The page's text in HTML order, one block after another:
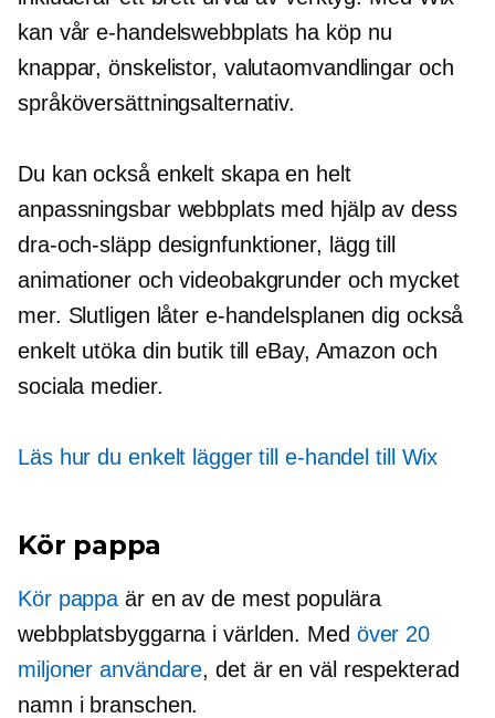
kan vår e-handelswebbplats ha köp nu
knappar, önskelistor, valutaomvandlingar och
språköversättningsalternativ.
Du kan också enkelt skapa en helt
anpassningsbar webbplats med hjälp av dess
dra-och-släppdesignfunktioner, lägg till
animationer och videobakgrunder och mycket
mer. Slutligen låter e-handelsplanen dig också
enkelt utöka din butik till eBay, Amazon och
sociala medier.
Läs hur du enkelt lägger till e-handel till Wix
Kör pappa
Kör pappa är en av de mest populära
webbplatsbyggarna i världen. Med över 20
miljoner användare, det är enväl respekterad
namn i branschen.